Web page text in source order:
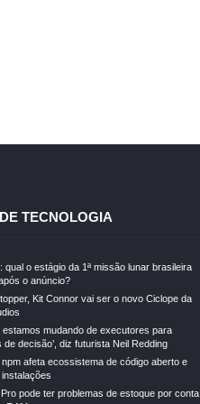
TECNOLOGIA
qual o estágio da 1ª missão lunar brasileira
o anúncio?
Kit Connor vai ser o novo Ciclope da
estamos mudando de executores para
de decisão’, diz futurista Neil Redding
afeta ecossistema de código aberto e
pode ter problemas de estoque por conta